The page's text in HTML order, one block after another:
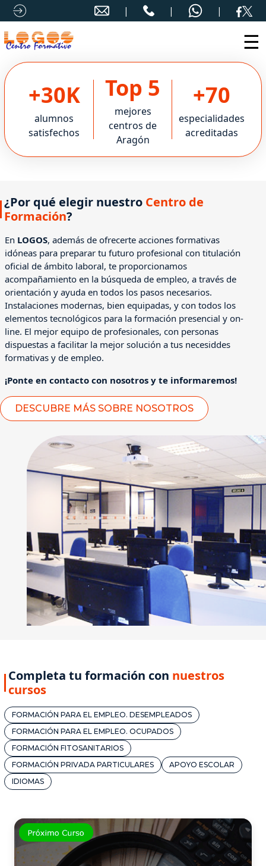
☰
+30K
alumnos
satisfechos
Top 5
mejores
centros de
Aragón
+70
especialidades
acreditadas
¿Por qué elegir nuestro Centro de
Formación?
En LOGOS, además de ofrecerte acciones formativas
idóneas para preparar tu futuro profesional con titulación
oficial de ámbito laboral, te proporcionamos
acompañamiento en la búsqueda de empleo, a través de
orientación y ayuda en todos los pasos necesarios.
Instalaciones modernas, bien equipadas, y con todos los
elementos tecnológicos para la formación presencial y on-
line. El mejor equipo de profesionales, con personas
dispuestas a facilitar la mejor solución a tus necesiddes
formativas y de empleo.
¡Ponte en contacto con nosotros y te informaremos!
DESCUBRE MÁS SOBRE NOSOTROS
Completa tu formación con nuestros
cursos
FORMACIÓN PARA EL EMPLEO. DESEMPLEADOS
FORMACIÓN PARA EL EMPLEO. OCUPADOS
FORMACIÓN FITOSANITARIOS
FORMACIÓN PRIVADA PARTICULARES
APOYO ESCOLAR
IDIOMAS